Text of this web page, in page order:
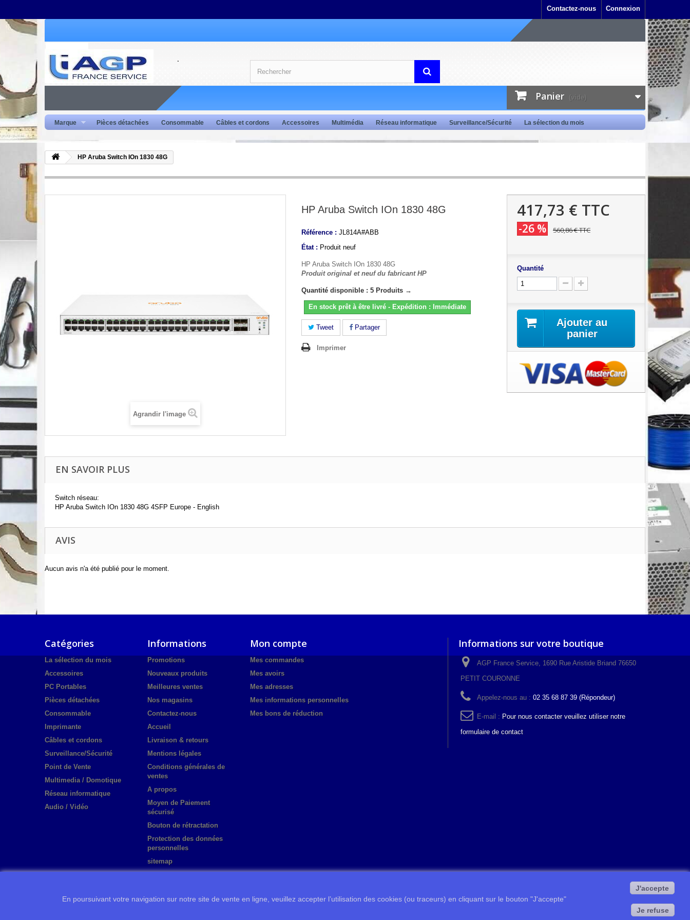
Connexion
Contactez-nous
Panier (vide)
Marque Pièces détachées Consommable Câbles et cordons Accessoires Multimédia Réseau informatique Surveillance/Sécurité La sélection du mois
HP Aruba Switch IOn 1830 48G
Agrandir l'image
HP Aruba Switch IOn 1830 48G
Référence : JL814A#ABB
État : Produit neuf
HP Aruba Switch IOn 1830 48G
Produit original et neuf du fabricant HP
Quantité disponible : 5 Produits →
En stock prêt à être livré - Expédition : Immédiate
Tweet Partager
Imprimer
417,73 € TTC
-26 % 560,86 €TTC
Quantité
Ajouter au
panier
EN SAVOIR PLUS
Switch réseau:
HP Aruba Switch IOn 1830 48G 4SFP Europe - English
AVIS
Aucun avis n'a été publié pour le moment.
Catégories
La sélection du mois
Accessoires
PC Portables
Pièces détachées
Consommable
Imprimante
Câbles et cordons
Surveillance/Sécurité
Point de Vente
Multimedia / Domotique
Réseau informatique
Audio / Vidéo
Informations
Promotions
Nouveaux produits
Meilleures ventes
Nos magasins
Contactez-nous
Accueil
Livraison & retours
Mentions légales
Conditions générales de
ventes
A propos
Moyen de Paiement
sécurisé
Bouton de rétractation
Protection des données
personnelles
sitemap
Mon compte
Mes commandes
Mes avoirs
Mes adresses
Mes informations personnelles
Mes bons de réduction
Informations sur votre boutique
AGP France Service, 1690 Rue Aristide Briand 76650
PETIT COURONNE
Appelez-nous au : 02 35 68 87 39 (Répondeur)
E-mail : Pour nous contacter veuillez utiliser notre
formulaire de contact
En poursuivant votre navigation sur notre site de vente en ligne, veuillez accepter l’utilisation des cookies (ou traceurs) en cliquant sur le bouton "J'accepte"
J'accepte
Je refuse